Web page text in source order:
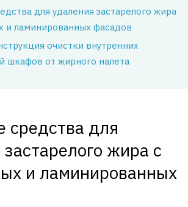
для удаления застарелого жира
и ламинированных фасадов
очистки внутренних
шкафов от жирного налета
средства для
жира с
и ламинированных